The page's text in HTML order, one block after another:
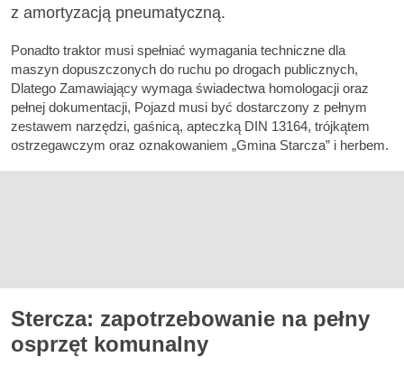
z amortyzacją pneumatyczną.
Ponadto traktor musi spełniać wymagania techniczne dla
maszyn dopuszczonych do ruchu po drogach publicznych,
Dlatego Zamawiający wymaga świadectwa homologacji oraz
pełnej dokumentacji, Pojazd musi być dostarczony z pełnym
zestawem narzędzi, gaśnicą, apteczką DIN 13164, trójkątem
ostrzegawczym oraz oznakowaniem „Gmina Starcza” i herbem.
Stercza: zapotrzebowanie na pełny
osprzęt komunalny